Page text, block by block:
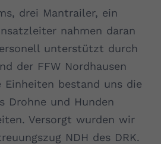
drei Mantrailer, ein
nahmen daran
unterstützt durch
der FFW Nordhausen
Einheiten bestand uns die
Drohne und Hunden
Versorgt wurden wir
NDH des DRK.